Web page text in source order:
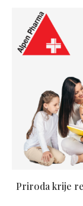
Priroda krije